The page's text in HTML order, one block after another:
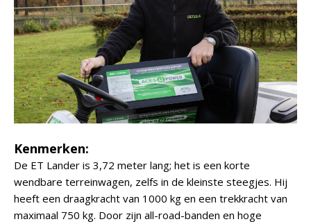
Kenmerken:
De ET Lander is 3,72 meter lang; het is een korte
wendbare terreinwagen, zelfs in de kleinste steegjes. Hij
heeft een draagkracht van 1000 kg en een trekkracht van
maximaal 750 kg. Door zijn all-road-banden en hoge